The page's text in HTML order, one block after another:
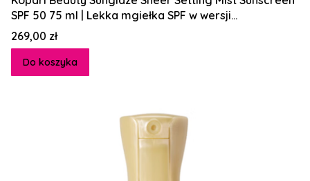
SPF 50 75 ml | Lekka mgiełka SPF w wersji
utrwalającej makijaż
Cena
269,00 zł
Do koszyka